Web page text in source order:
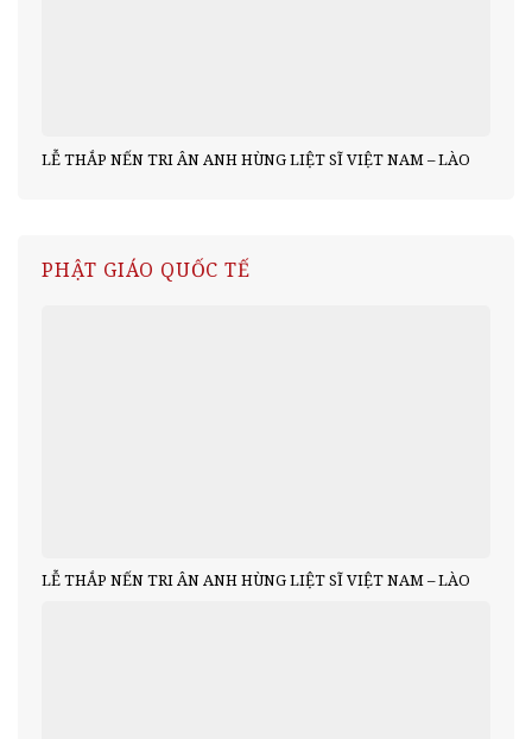
LỄ THẮP NẾN TRI ÂN ANH HÙNG LIỆT SĨ VIỆT NAM – LÀO
PHẬT GIÁO QUỐC TẾ
LỄ THẮP NẾN TRI ÂN ANH HÙNG LIỆT SĨ VIỆT NAM – LÀO